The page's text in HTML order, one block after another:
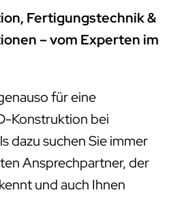
Fertigungstechnik &
– vom Experten im
für eine
Konstruktion bei
dazu suchen Sie immer
Ansprechpartner, der
und auch Ihnen